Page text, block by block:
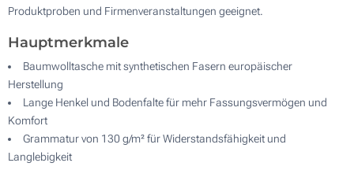
Produktproben und Firmenveranstaltungen geeignet.
Hauptmerkmale
Baumwolltasche mit synthetischen Fasern europäischer
Herstellung
Lange Henkel und Bodenfalte für mehr Fassungsvermögen und
Komfort
Grammatur von 130 g/m² für Widerstandsfähigkeit und
Langlebigkeit